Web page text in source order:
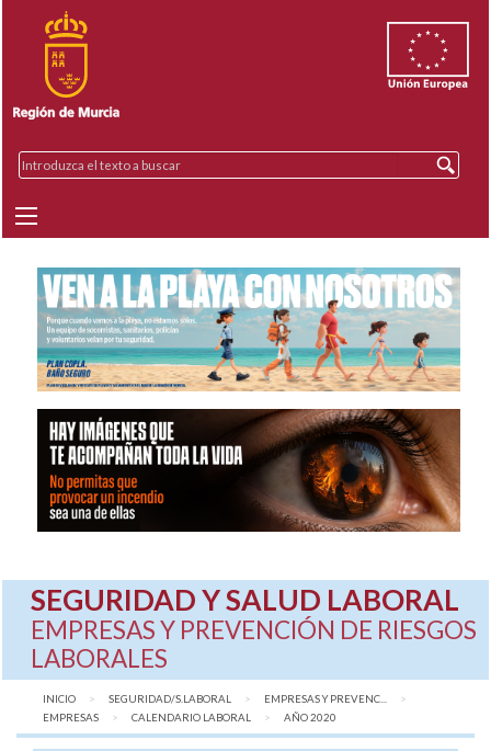
SEGURIDAD Y SALUD LABORAL
EMPRESAS Y PREVENCIÓN DE RIESGOS
LABORALES
INICIO SEGURIDAD/S.LABORAL
EMPRESAS Y PREVENC...
EMPRESAS
CALENDARIO LABORAL AQUÍ:
AÑO 2020